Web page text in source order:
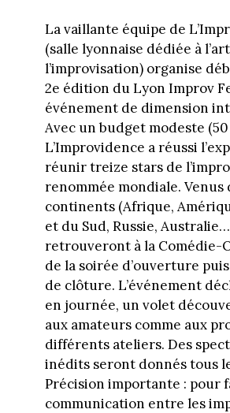
La vaillante équipe de
(salle lyonnaise dédiée à
l’improvisation) organise
2e édition du Lyon Improv
événement de dimension
Avec un budget modeste
L’Improvidence a réussi
réunir treize stars de
renommée mondiale. Venus
continents (Afrique,
et du Sud, Russie,
retrouveront à la Comédie-
de la soirée d’ouverture
de clôture. L’événement
en journée, un volet
aux amateurs comme aux
différents ateliers. Des
inédits seront donnés tous
Précision importante : pour
communication entre les